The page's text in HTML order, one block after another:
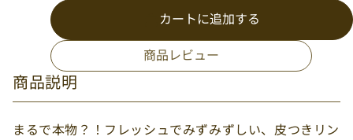
カートに追加する
商品レビュー
商品説明
まるで本物？！フレッシュでみずみずしい、皮つきリン